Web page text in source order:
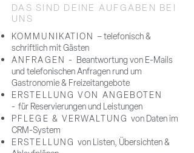
DAS SIND DEINE AUFGABEN BEI
UNS
KOMMUNIKATION – telefonisch &
schriftlich mit Gästen
ANFRAGEN - Beantwortung von E-Mails
und telefonischen Anfragen rund um
Gastronomie & Freizeitangebote
ERSTELLUNG VON ANGEBOTEN
- für Reservierungen und Leistungen
PFLEGE & VERWALTUNG von Daten im
CRM-System
ERSTELLUNGvon Listen, Übersichten &